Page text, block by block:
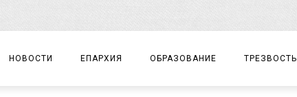
НОВОСТИ ЕПАРХИЯ ОБРАЗОВАНИЕ ТРЕЗВОСТЬ